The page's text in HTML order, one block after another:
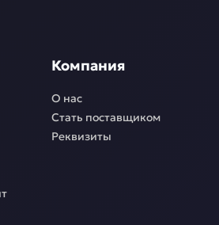
Компания
О нас
Стать поставщиком
Реквизиты